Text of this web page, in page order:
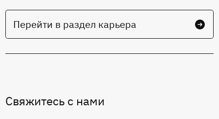
Перейти в раздел карьера
Свяжитесь с нами